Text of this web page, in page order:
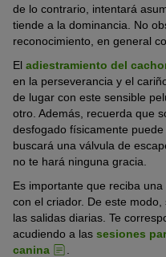
de lo contrario, intentará
tiende a la dominancia. No
reconocimiento, en general
El adiestramiento del
en la perseverancia y el
de lugar con este sensible
otro. Además, recuerda que
desfogado físicamente
buscará una válvula de
no te hará ninguna gracia.
Es importante que reciba una
con el criador. De este
las salidas diarias. Te
acudiendo a las sesiones
canina